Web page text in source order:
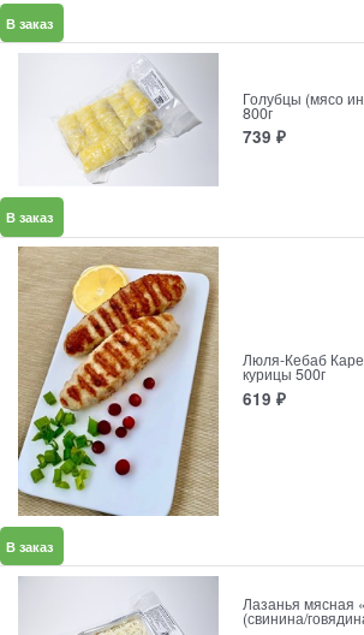
В заказ
Голубцы (мясо
800г
739 ₽
В заказ
Люля-Кебаб
курицы 500г
619 ₽
В заказ
Лазанья мясная
(свинина/